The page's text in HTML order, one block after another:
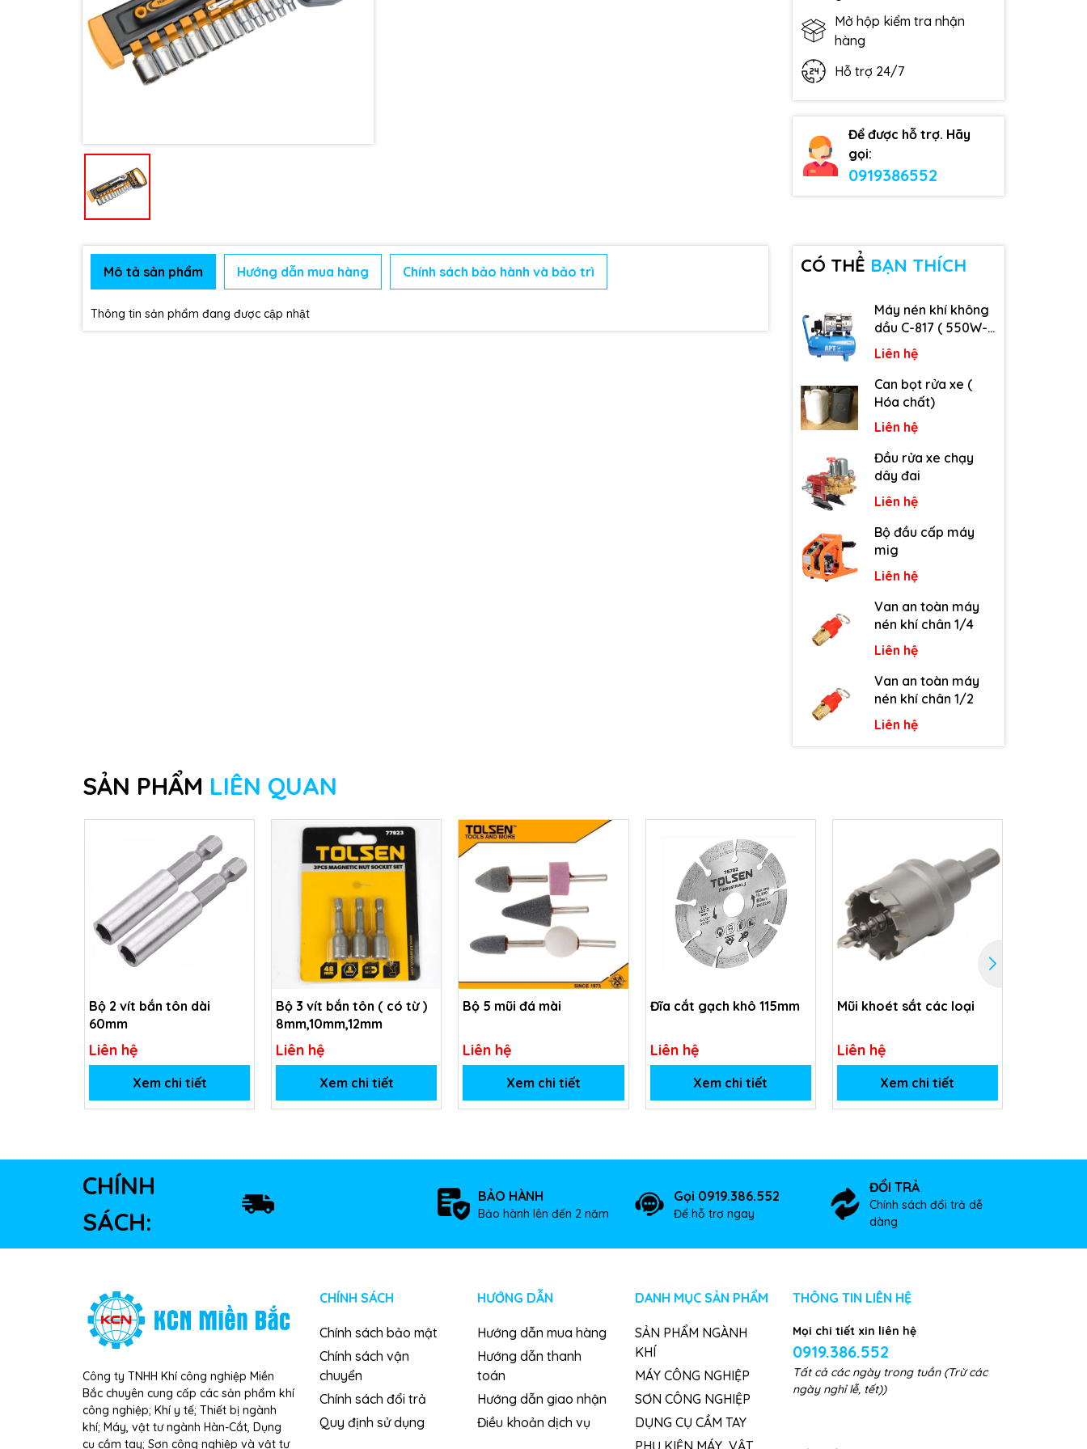
Mở hộp kiểm tra nhận
hàng
Hỗ trợ 24/7
Để được hỗ trợ. Hãy
gọi:
0919386552
Mô tả sản phẩm Hướng dẫn mua hàng Chính sách bảo hành và bảo trì
Thông tin sản phẩm đang được cập nhật
CÓ THỂ BẠN THÍCH
Máy nén khí không
dầu C-817 ( 550W-
9L )
Liên hệ
Can bọt rửa xe (
Hóa chất)
Liên hệ
Đầu rửa xe chạy
dây đai
Liên hệ
Bộ đầu cấp máy
mig
Liên hệ
Van an toàn máy
nén khí chân 1/4
Liên hệ
Van an toàn máy
nén khí chân 1/2
Liên hệ
SẢN PHẨM LIÊN QUAN
Bộ 2 vít bắn tôn dài
60mm
Liên hệ
Xem chi tiết
Bộ 3 vít bắn tôn ( có từ )
8mm,10mm,12mm
Liên hệ
Xem chi tiết
Bộ 5 mũi đá mài
Liên hệ
Xem chi tiết
Đĩa cắt gạch khô 115mm
Liên hệ
Xem chi tiết
Mũi khoét sắt các loại
Liên hệ
Xem chi tiết
CHÍNH
SÁCH:
BẢO HÀNH
Bảo hành lên đến 2 năm
Gọi 0919.386.552
Để hỗ trợ ngay
ĐỔI TRẢ
Chính sách đổi trả dễ
dàng
Công ty TNHH Khí công nghiệp Miền
Bắc chuyên cung cấp các sản phẩm khí
công nghiệp; Khí y tế; Thiết bị ngành
khí; Máy, vật tư ngành Hàn-Cắt, Dụng
cụ cầm tay; Sơn công nghiệp và vật tư
CHÍNH SÁCH
Chính sách bảo mật
Chính sách vận
chuyển
Chính sách đổi trả
Quy định sử dụng
HƯỚNG DẪN
Hướng dẫn mua hàng
Hướng dẫn thanh
toán
Hướng dẫn giao nhận
Điều khoản dịch vụ
DANH MỤC SẢN PHẨM
SẢN PHẨM NGÀNH
KHÍ
MÁY CÔNG NGHIỆP
SƠN CÔNG NGHIỆP
DỤNG CỤ CẦM TAY
THÔNG TIN LIÊN HỆ
Mọi chi tiết xin liên hệ
0919.386.552
Tất cả các ngày trong tuần (Trừ các
ngày nghỉ lễ, tết))